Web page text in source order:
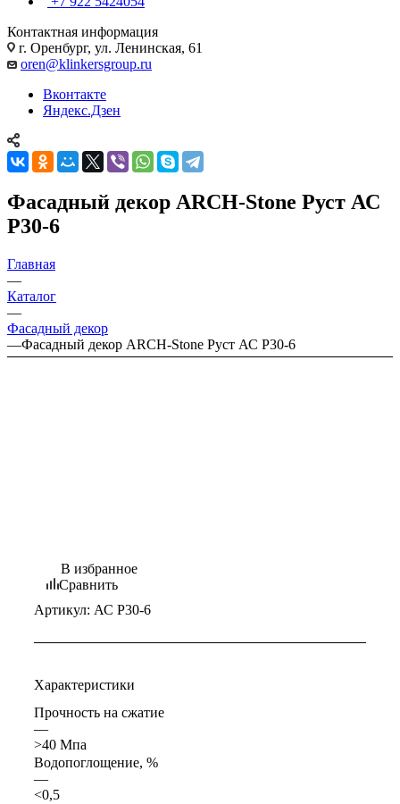
Контактная информация
г. Оренбург, ул. Ленинская, 61
oren@klinkersgroup.ru
Вконтакте
Яндекс.Дзен
Фасадный декор ARCH-Stone Руст АС
Р30-6
Главная
—
Каталог
—
Фасадный декор
—Фасадный декор ARCH-Stone Руст АС Р30-6
В избранное
Сравнить
Артикул: АС Р30-6
Характеристики
Прочность на сжатие
—
>40 Мпа
Водопоглощение, %
—
<0,5